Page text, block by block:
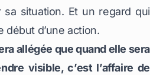
situation. Et un regard qui
début d’une action.
allégée que quand elle sera
visible, c’est l’affaire de